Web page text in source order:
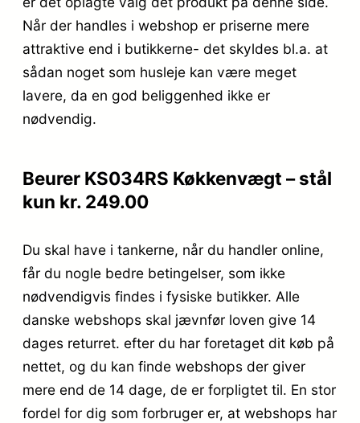
Når der handles i webshop er priserne mere
attraktive end i butikkerne- det skyldes bl.a. at
sådan noget som husleje kan være meget
lavere, da en god beliggenhed ikke er
nødvendig.
Beurer KS034RS Køkkenvægt – stål
kun kr. 249.00
Du skal have i tankerne, når du handler online,
får du nogle bedre betingelser, som ikke
nødvendigvis findes i fysiske butikker. Alle
danske webshops skal jævnfør loven give 14
dages returret. efter du har foretaget dit køb på
nettet, og du kan finde webshops der giver
mere end de 14 dage, de er forpligtet til. En stor
fordel for dig som forbruger er, at webshops har